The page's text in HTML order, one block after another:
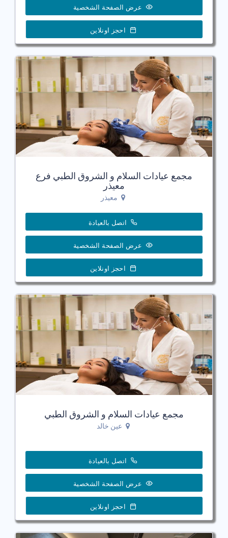
عرض الصفحة الشخصية
احجز اونلاين
مجمع عيادات السلام و الشروق الطبي فرع
معيذر
معيذر
اتصل بالعيادة
عرض الصفحة الشخصية
احجز اونلاين
مجمع عيادات السلام و الشروق الطبي
عين خالد
اتصل بالعيادة
عرض الصفحة الشخصية
احجز اونلاين